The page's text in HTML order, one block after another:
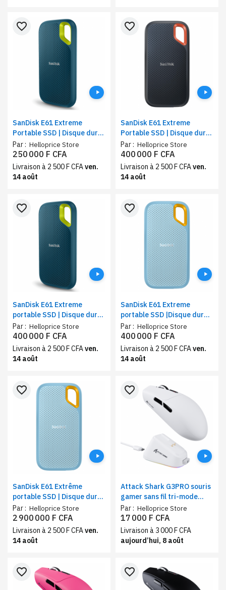
SanDisk E61 Extreme
Portable SSD | Disque dure
externe | Stockage 2To |
Couleur Verte
Par : Helloprice Store
favorite_border
250 000 F CFA
Livraison à 2 500 F CFAven.
14 août
SanDisk E61 Extreme
Portable SSD | Disque dure
externe | Stockage
professionnel 4To | Couleur
noir
Par : Helloprice Store
favorite_border
400 000 F CFA
Livraison à 2 500 F CFAven.
14 août
SanDisk E61 Extreme
portable SSD | Disque dure
externe professionnel |
Grande capacité de
stockage 4To | Interface
USB 3.2
Par : Helloprice Store
favorite_border
400 000 F CFA
Livraison à 2 500 F CFAven.
14 août
SanDisk E61 Extreme
portable SSD |Disque dure
externe professionnel |
Grande capacité de
Stockage 4To | Couleur bleu
Par : Helloprice Store
favorite_border
400 000 F CFA
Livraison à 2 500 F CFAven.
14 août
SanDisk E61 Extrême
portable SSD | Disque dure
externe professionnel |
Stockage 2To, Ecriture
1000 Mo/s
Par : Helloprice Store
favorite_border
2 900 000 F CFA
Livraison à 2 500 F CFAven.
14 août
Attack Shark G3PRO souris
gamer sans fil tri-mode
blanc | recharge
magnétique, capteur PixArt
PAW3311
Par : Helloprice Store
favorite_border
17 000 F CFA
Livraison à 3 000 F CFA
aujourd’hui, 8 août
favorite_border favorite_border